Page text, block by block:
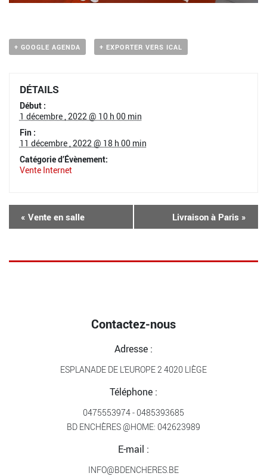
+ GOOGLE AGENDA + EXPORTER VERS ICAL
DÉTAILS
Début :
1 décembre , 2022 @ 10 h 00 min
Fin :
11 décembre , 2022 @ 18 h 00 min
Catégorie d’Évènement:
Vente Internet
« Vente en salle Livraison à Paris »
Contactez-nous
Adresse :
ESPLANADE DE L’EUROPE 2 4020 LIÈGE
Téléphone :
0475553974- 0485393685
BD ENCHÈRES @HOME: 042623989
E-mail :
INFO@BDENCHERES.BE